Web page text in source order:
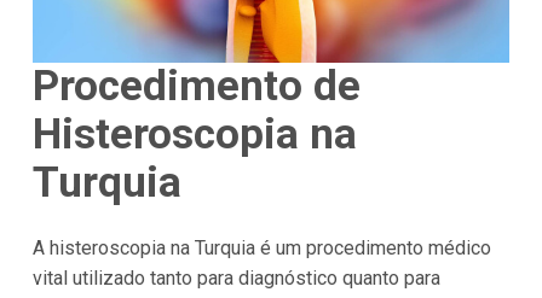
Procedimento de
Histeroscopia na
Turquia
A histeroscopia na Turquia é um procedimento médico
vital utilizado tanto para diagnóstico quanto para